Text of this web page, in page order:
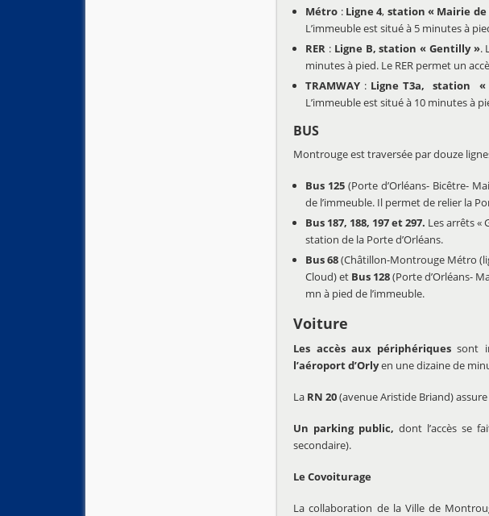
Métro : Ligne 4, station « Mairie
L’immeuble est situé à 5 minutes à
RER : Ligne B, station « Gentilly ».
minutes à pied. Le RER permet un
TRAMWAY : Ligne T3a, station «
L’immeuble est situé à 10 minutes à
BUS
Montrouge est traversée par douze
Bus 125 (Porte d’Orléans- Bicêtre-
de l’immeuble. Il permet de relier la
Bus 187, 188, 197 et 297. Les arrêts «
station de la Porte d’Orléans.
Bus 68(Châtillon-Montrouge Métro
Cloud) et Bus 128(Porte d’Orléans-
mn à pied de l’immeuble.
Voiture
Les accès aux périphériquessont
l’aéroport d’Orlyen une dizaine de
La RN 20(avenue Aristide Briand)
Un parking public,dont l’accès se
secondaire).
Le Covoiturage
La collaboration de la Ville de